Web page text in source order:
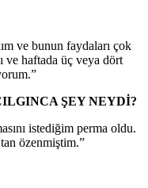
ve bunun faydaları çok
ve haftada üç veya dört
ŞEY NEYDİ?
istediğim perma oldu.
özenmiştim.”